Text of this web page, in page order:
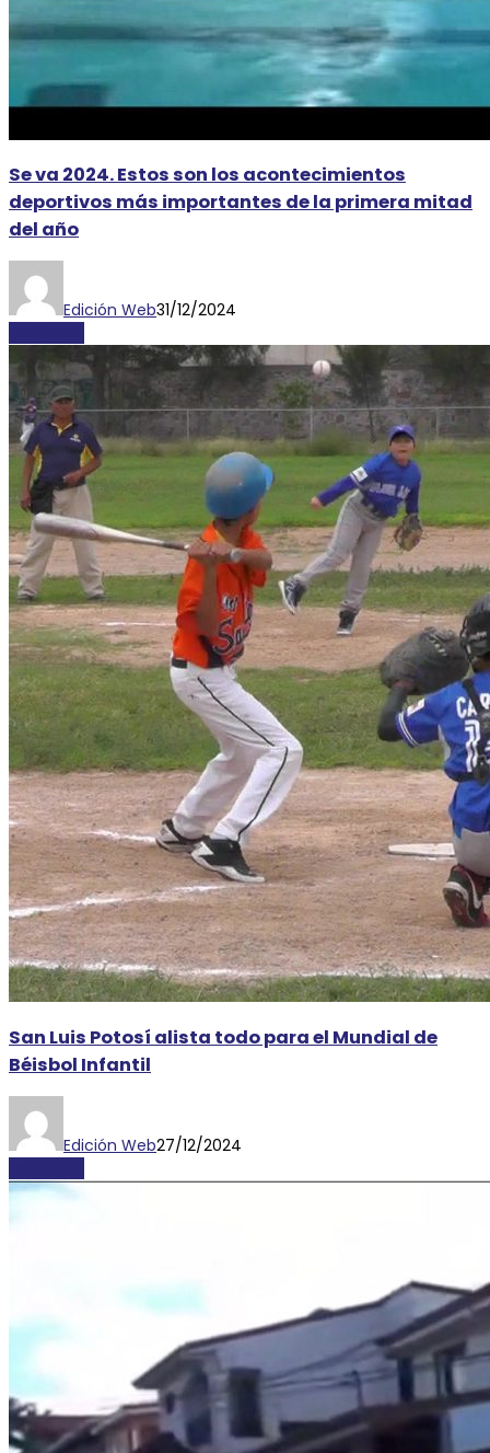
Se va 2024. Estos son los acontecimientos
deportivos más importantes de la primera mitad
del año
Edición Web31/12/2024
San Luis Potosí alista todo para el Mundial de
Béisbol Infantil
Edición Web27/12/2024